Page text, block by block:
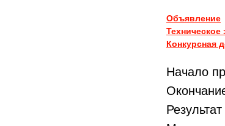
Объявление
Техническое
Конкурсная
Начало